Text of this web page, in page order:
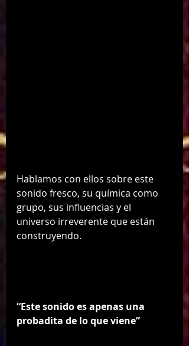
Hablamos con ellos sobre este
sonido fresco, su química como
grupo, sus influencias y el
universo irreverente que están
construyendo.
“Este sonido es apenas una
probadita de lo que viene”